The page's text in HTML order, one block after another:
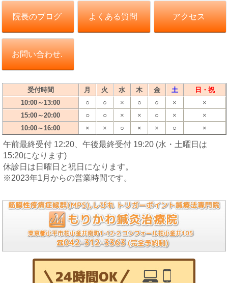
院長のブログ よくある質問 アクセス
お問い合わせ.
受付時間 月 火 水 木 金 土
日・祝
10:00～13:00
○ ○ × ○ ○ ×
×
15:00～20:00
○ ○ × × ○ ×
×
10:00～16:00
× × ○ × × ○ ×
午前最終受付 12:20、午後最終受付 19:20 (水・土曜日は
15:20になります)
休診日は日曜日と祝日になります。
※2023年1月からの営業時間です。